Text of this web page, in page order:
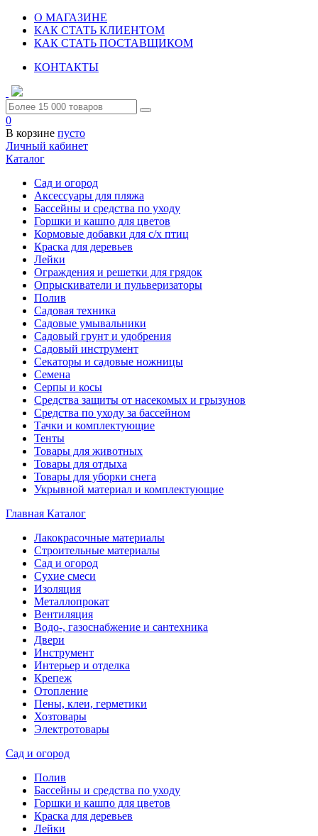
О МАГАЗИНЕ
КАК СТАТЬ КЛИЕНТОМ
КАК СТАТЬ ПОСТАВЩИКОМ
КОНТАКТЫ
0
В корзине пусто
Личный кабинет
Каталог
Сад и огород
Аксессуары для пляжа
Бассейны и средства по уходу
Горшки и кашпо для цветов
Кормовые добавки для с/х птиц
Краска для деревьев
Лейки
Ограждения и решетки для грядок
Опрыскиватели и пульверизаторы
Полив
Садовая техника
Садовые умывальники
Садовый грунт и удобрения
Садовый инструмент
Секаторы и садовые ножницы
Семена
Серпы и косы
Средства защиты от насекомых и грызунов
Средства по уходу за бассейном
Тачки и комплектующие
Тенты
Товары для животных
Товары для отдыха
Товары для уборки снега
Укрывной материал и комплектующие
Главная Каталог
Лакокрасочные материалы
Строительные материалы
Сад и огород
Сухие смеси
Изоляция
Металлопрокат
Вентиляция
Водо-, газоснабжение и сантехника
Двери
Инструмент
Интерьер и отделка
Крепеж
Отопление
Пены, клеи, герметики
Хозтовары
Электротовары
Сад и огород
Полив
Бассейны и средства по уходу
Горшки и кашпо для цветов
Краска для деревьев
Лейки